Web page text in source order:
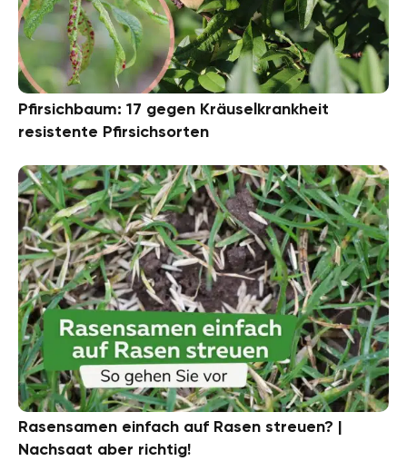
Pfirsichbaum: 17 gegen Kräuselkrankheit
resistente Pfirsichsorten
Rasensamen einfach auf Rasen streuen? |
Nachsaat aber richtig!